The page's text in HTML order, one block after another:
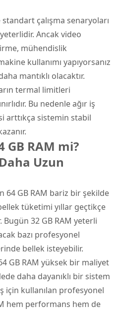
çalışma senaryoları
Ancak video
mühendislik
kullanımı yapıyorsanız
mantıklı olacaktır.
termal limitleri
Bu nedenle ağır iş
arttıkça sistemin stabil
GB RAM mi?
Uzun
64 GB RAM bariz bir şekilde
tüketimi yıllar geçtikçe
32 GB RAM yeterli
bazı profesyonel
bellek isteyebilir.
GB RAM yüksek bir maliyet
daha dayanıklı bir sistem
için kullanılan profesyonel
hem performans hem de